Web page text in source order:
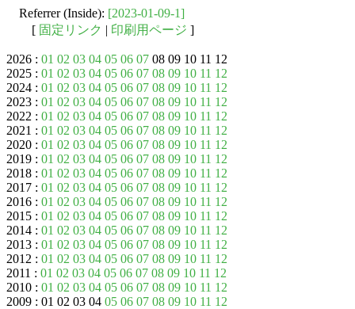
Referrer (Inside): [2023-01-09-1]
[ 固定リンク | 印刷用ページ ]
2026 : 01 02 03 04 05 06 07 08 09 10 11 12
2025 : 01 02 03 04 05 06 07 08 09 10 11 12
2024 : 01 02 03 04 05 06 07 08 09 10 11 12
2023 : 01 02 03 04 05 06 07 08 09 10 11 12
2022 : 01 02 03 04 05 06 07 08 09 10 11 12
2021 : 01 02 03 04 05 06 07 08 09 10 11 12
2020 : 01 02 03 04 05 06 07 08 09 10 11 12
2019 : 01 02 03 04 05 06 07 08 09 10 11 12
2018 : 01 02 03 04 05 06 07 08 09 10 11 12
2017 : 01 02 03 04 05 06 07 08 09 10 11 12
2016 : 01 02 03 04 05 06 07 08 09 10 11 12
2015 : 01 02 03 04 05 06 07 08 09 10 11 12
2014 : 01 02 03 04 05 06 07 08 09 10 11 12
2013 : 01 02 03 04 05 06 07 08 09 10 11 12
2012 : 01 02 03 04 05 06 07 08 09 10 11 12
2011 : 01 02 03 04 05 06 07 08 09 10 11 12
2010 : 01 02 03 04 05 06 07 08 09 10 11 12
2009 : 01 02 03 04 05 06 07 08 09 10 11 12